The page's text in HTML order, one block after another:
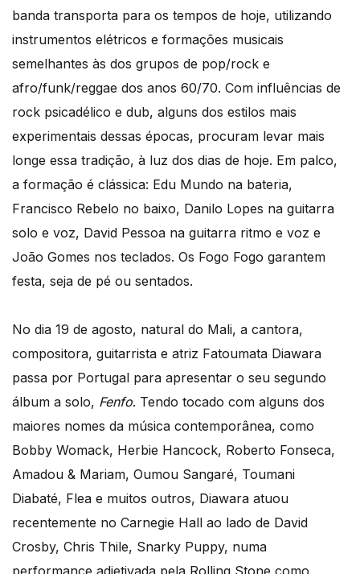
banda transporta para os tempos de hoje, utilizando
instrumentos elétricos e formações musicais
semelhantes às dos grupos de pop/rock e
afro/funk/reggae dos anos 60/70. Com influências de
rock psicadélico e dub, alguns dos estilos mais
experimentais dessas épocas, procuram levar mais
longe essa tradição, à luz dos dias de hoje. Em palco,
a formação é clássica: Edu Mundo na bateria,
Francisco Rebelo no baixo, Danilo Lopes na guitarra
solo e voz, David Pessoa na guitarra ritmo e voz e
João Gomes nos teclados. Os Fogo Fogo garantem
festa, seja de pé ou sentados.
No dia 19 de agosto, natural do Mali, a cantora,
compositora, guitarrista e atriz Fatoumata Diawara
passa por Portugal para apresentar o seu segundo
álbum a solo, Fenfo. Tendo tocado com alguns dos
maiores nomes da música contemporânea, como
Bobby Womack, Herbie Hancock, Roberto Fonseca,
Amadou & Mariam, Oumou Sangaré, Toumani
Diabaté, Flea e muitos outros, Diawara atuou
recentemente no Carnegie Hall ao lado de David
Crosby, Chris Thile, Snarky Puppy, numa
performance adjetivada pela Rolling Stone como